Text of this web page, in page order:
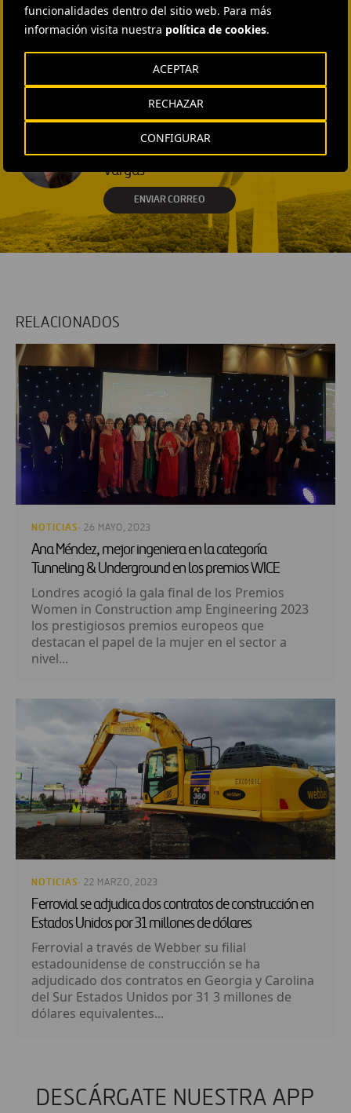
funcionalidades dentro del sitio web. Para más
información visita nuestra política de cookies.
CONFIGURAR
RECHAZAR
ACEPTAR
ENVIAR CORREO
AND MEDIA RELATIONS
Isabel Muñoz Torres
ENVIAR CORREO
EXTERNAL COMMUNICATION
AND MEDIA RELATIONS
Fátima Gracia De
Vargas
ENVIAR CORREO
RELACIONADOS
NOTICIAS · 26 MAYO, 2023
Ana Méndez, mejor ingeniera en la categoría
Tunneling & Underground en los premios WICE
Londres acogió la gala final de los Premios
Women in Construction amp Engineering 2023
los prestigiosos premios europeos que
destacan el papel de la mujer en el sector a
nivel...
NOTICIAS · 22 MARZO, 2023
Ferrovial se adjudica dos contratos de construcción en
Estados Unidos por 31 millones de dólares
Ferrovial a través de Webber su filial
estadounidense de construcción se ha
adjudicado dos contratos en Georgia y Carolina
del Sur Estados Unidos por 31 3 millones de
dólares equivalentes...
DESCÁRGATE NUESTRA APP